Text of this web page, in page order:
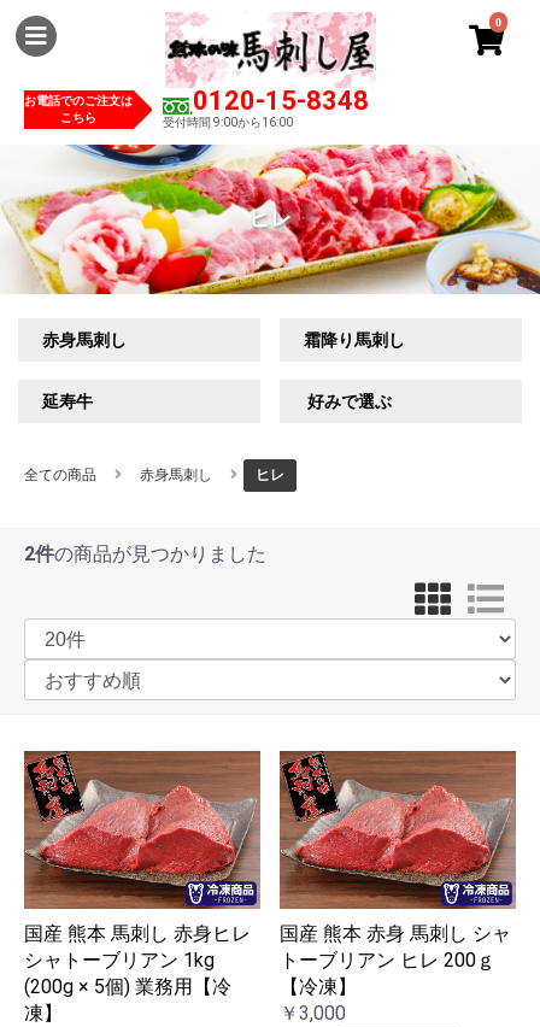
お電話でのご注文は
こちら
0120-15-8348
受付時間 9:00から16:00
0
ヒレ
赤身馬刺し 霜降り馬刺し
延寿牛 好みで選ぶ
全ての商品 赤身馬刺し ヒレ
2件の商品が見つかりました
国産 熊本 馬刺し 赤身ヒレ
シャトーブリアン 1kg
(200g × 5個) 業務用【冷
凍】
国産 熊本 赤身 馬刺し シャ
トーブリアン ヒレ 200ｇ
【冷凍】
￥3,000